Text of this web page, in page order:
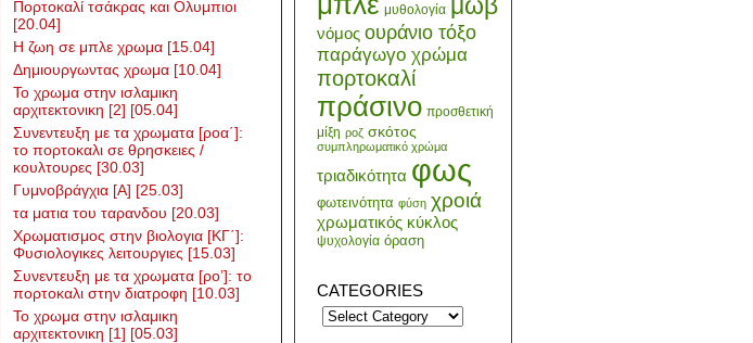
Πορτοκαλί τσάκρας και Ολυμπιοι
[20.04]
Η ζωη σε μπλε χρωμα [15.04]
Δημιουργωντας χρωμα [10.04]
Το χρωμα στην ισλαμικη
αρχιτεκτονικη [2] [05.04]
Συνεντευξη με τα χρωματα [ροα΄]:
το πορτοκαλι σε θρησκειες /
κουλτουρες [30.03]
Γυμνοβράγχια [Α] [25.03]
τα ματια του ταρανδου [20.03]
Χρωματισμος στην βιολογια [ΚΓ΄]:
Φυσιολογικες λειτουργιες [15.03]
Συνεντευξη με τα χρωματα [ρο’]: το
πορτοκαλι στην διατροφη [10.03]
To χρωμα στην ισλαμικη
αρχιτεκτονικη [1] [05.03]
μυθολογία
νόμος ουράνιο τόξο
παράγωγο χρώμα
πορτοκαλί
πράσινο προσθετική
μίξη ροζ σκότος
συμπληρωματικό χρώμα
τριαδικότητα φως
φωτεινότητα φύση χροιά
χρωματικός κύκλος
ψυχολογία όραση
CATEGORIES
Categories